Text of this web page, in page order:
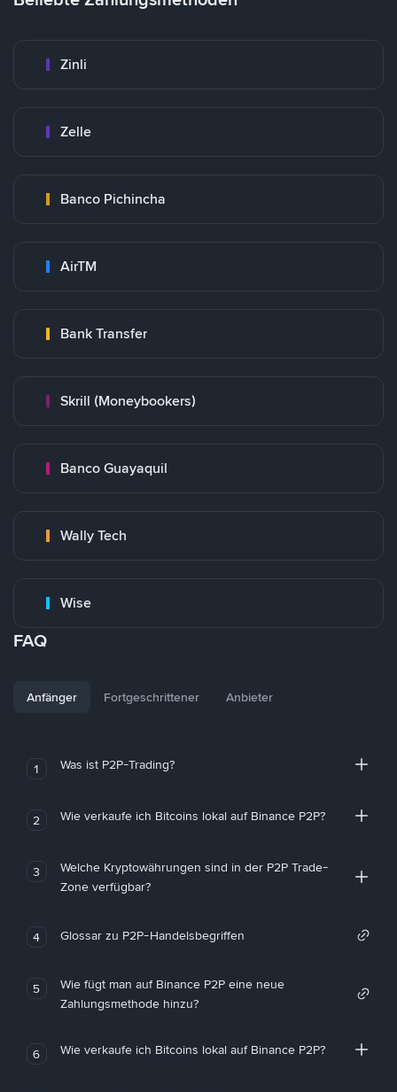
Zinli
Zelle
Banco Pichincha
AirTM
Bank Transfer
Skrill (Moneybookers)
Banco Guayaquil
Wally Tech
Wise
FAQ
Anfänger Fortgeschrittener Anbieter
1 Was ist P2P-Trading?
2 Wie verkaufe ich Bitcoins lokal auf Binance P2P?
3
Welche Kryptowährungen sind in der P2P Trade-
Zone verfügbar?
4 Glossar zu P2P-Handelsbegriffen
5
Wie fügt man auf Binance P2P eine neue
Zahlungsmethode hinzu?
6 Wie verkaufe ich Bitcoins lokal auf Binance P2P?